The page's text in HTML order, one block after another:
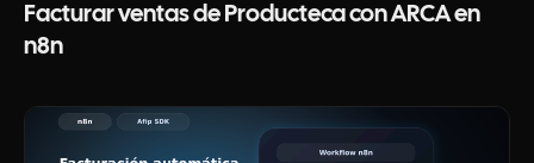
Facturar ventas de Producteca con ARCA en
n8n